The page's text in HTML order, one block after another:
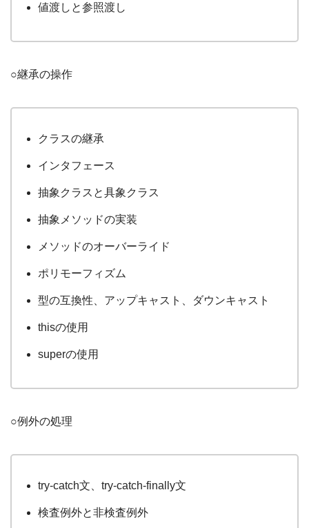
値渡しと参照渡し
○継承の操作
クラスの継承
インタフェース
抽象クラスと具象クラス
抽象メソッドの実装
メソッドのオーバーライド
ポリモーフィズム
型の互換性、アップキャスト、ダウンキャスト
thisの使用
superの使用
○例外の処理
try-catch文、try-catch-finally文
検査例外と非検査例外